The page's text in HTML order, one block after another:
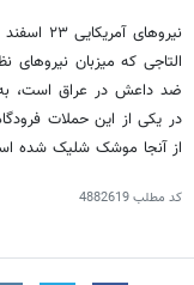
التاجی که میزبان نیروهای
ضد داعش در عراق است،
در یکی از این حملات
از آنجا موشک شلیک شده
کد مطلب4882619